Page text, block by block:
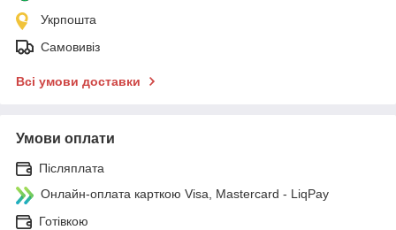
Укрпошта
Самовивіз
Всі умови доставки
Умови оплати
Післяплата
Онлайн-оплата карткою Visa, Mastercard - LiqPay
Готівкою